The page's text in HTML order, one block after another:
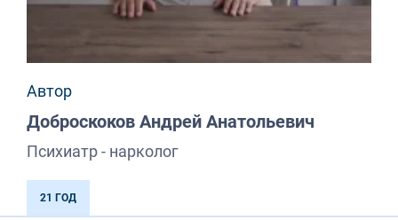
Автор
Доброскоков Андрей Анатольевич
Психиатр - нарколог
21 ГОД